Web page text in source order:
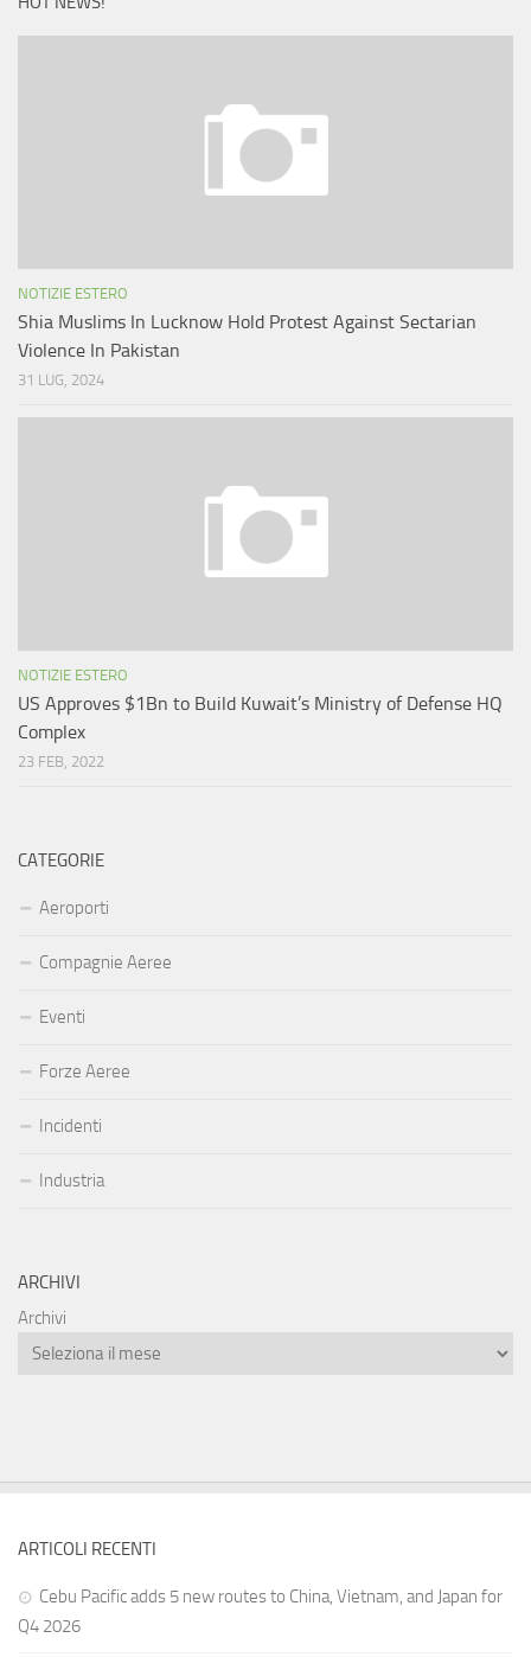
NOTIZIE ESTERO
Shia Muslims In Lucknow Hold Protest Against Sectarian
Violence In Pakistan
31 LUG, 2024
NOTIZIE ESTERO
US Approves $1Bn to Build Kuwait’s Ministry of Defense HQ
Complex
23 FEB, 2022
CATEGORIE
Aeroporti
Compagnie Aeree
Eventi
Forze Aeree
Incidenti
Industria
ARCHIVI
Archivi
ARTICOLI RECENTI
Cebu Pacific adds 5 new routes to China, Vietnam, and Japan for
Q4 2026